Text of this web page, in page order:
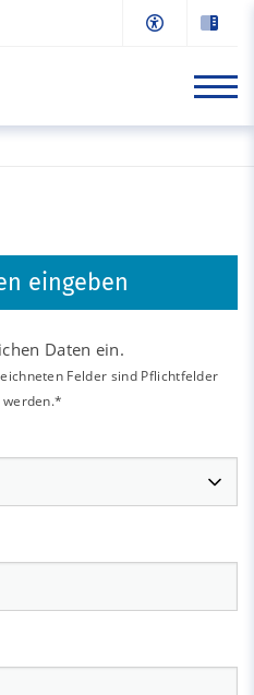
eingeben
Daten ein.
Felder sind Pflichtfelder